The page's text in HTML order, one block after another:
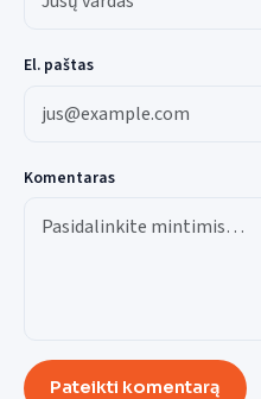
El. paštas
Komentaras
Pateikti komentarą